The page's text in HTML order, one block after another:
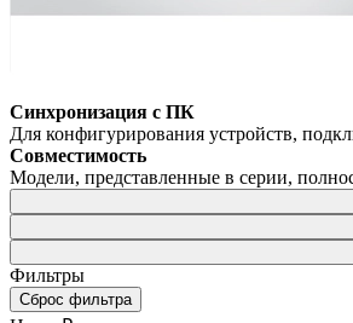
Синхронизация с ПК
Для конфигурирования устройств,
Совместимость
Модели, представленные в серии,
Фильтры
Сброс фильтра